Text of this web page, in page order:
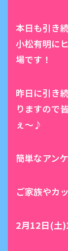
本日も引き
小松有明に
場です！
昨日に引き
りますので
ぇ〜♪
簡単なアン
ご家族やカ
2月12日(土